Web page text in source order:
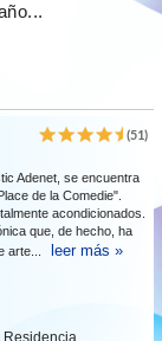
(51)
Adenet, se encuentra
de la Comedie".
acondicionados.
que, de hecho, ha
arte...
leer más »
Residencia